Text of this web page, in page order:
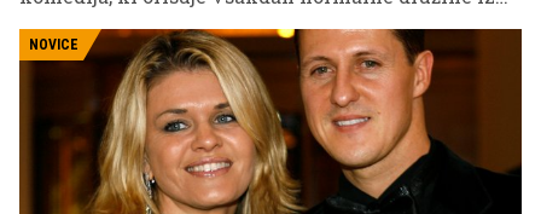
Palerma. Toda tam veljajo posebni zakoni, ki se jih
držijo vsi, sicer se jim ne piše dobro. Tu se mafija
imenuje ''la piovra'', italijansko hobotnica, saj njene
lovke segajo v vse pore družbe. Skozi inteligenten
humor serija, ki je zrasla na uspehu istoimenskega
filma, razkriva pravi obraz tega sicilijanskega
mesta, kjer je mafija kot Bog – vseprisotna.
NOVICE